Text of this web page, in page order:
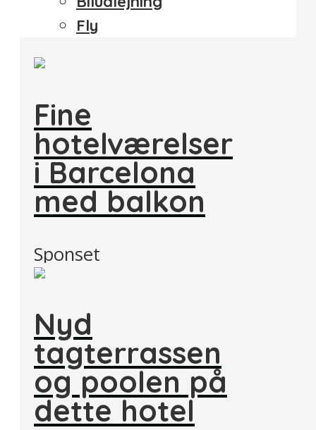
Fly
Fine
hotelværelser
i Barcelona
med balkon
Sponset
Nyd
tagterrassen
og poolen på
dette hotel